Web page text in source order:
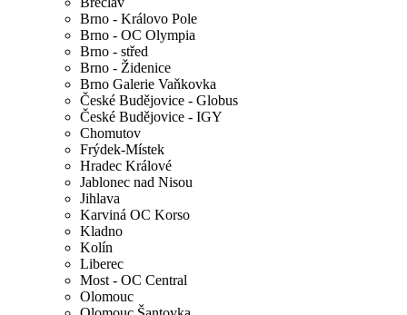
Brno - Královo Pole
Brno - OC Olympia
Brno - střed
Brno - Židenice
Brno Galerie Vaňkovka
České Budějovice - Globus
České Budějovice - IGY
Chomutov
Frýdek-Místek
Hradec Králové
Jablonec nad Nisou
Jihlava
Karviná OC Korso
Kladno
Kolín
Liberec
Most - OC Central
Olomouc